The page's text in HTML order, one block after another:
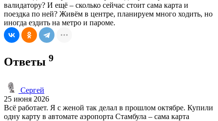
валидатору? И ещё – сколько сейчас стоит сама карта и
поездка по ней? Живём в центре, планируем много ходить, но
иногда ездить на метро и пароме.
Ответы 9
Сергей
25 июня 2026
Всё работает. Я с женой так делал в прошлом октябре. Купили
одну карту в автомате аэропорта Стамбула – сама карта